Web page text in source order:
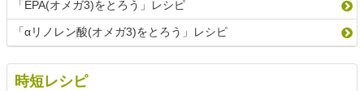
「EPA(オメガ3)をとろう」レシピ
「αリノレン酸(オメガ3)をとろう」レシピ
時短レシピ